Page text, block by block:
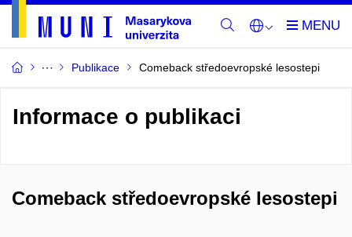
Publikace Comeback středoevropské lesostepi
Informace o publikaci
Comeback středoevropské lesostepi